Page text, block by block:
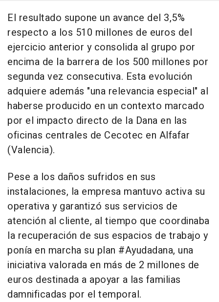
El resultado supone un avance del 3,5%
respecto a los 510 millones de euros del
ejercicio anterior y consolida al grupo por
encima de la barrera de los 500 millones por
segunda vez consecutiva. Esta evolución
adquiere además "una relevancia especial" al
haberse producido en un contexto marcado
por el impacto directo de la Dana en las
oficinas centrales de Cecotec en Alfafar
(Valencia).
Pese a los daños sufridos en sus
instalaciones, la empresa mantuvo activa su
operativa y garantizó sus servicios de
atención al cliente, al tiempo que coordinaba
la recuperación de sus espacios de trabajo y
ponía en marcha su plan #Ayudadana, una
iniciativa valorada en más de 2 millones de
euros destinada a apoyar a las familias
damnificadas por el temporal.